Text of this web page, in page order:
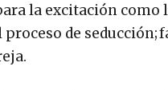
la excitación
de